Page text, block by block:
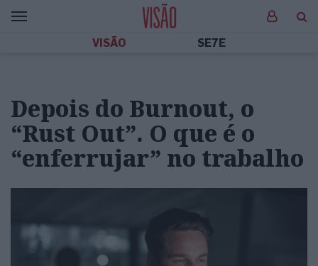
VISÃO SE7E
Depois do Burnout, o
“Rust Out”. O que é o
“enferrujar” no trabalho